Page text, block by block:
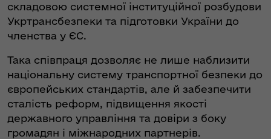
складовою системної інституційної розбудови
Укртрансбезпеки та підготовки України до
членства у ЄС.
Така співпраця дозволяє не лише наблизити
національну систему транспортної безпеки до
європейських стандартів, але й забезпечити
сталість реформ, підвищення якості
державного управління та довіри з боку
громадян і міжнародних партнерів.